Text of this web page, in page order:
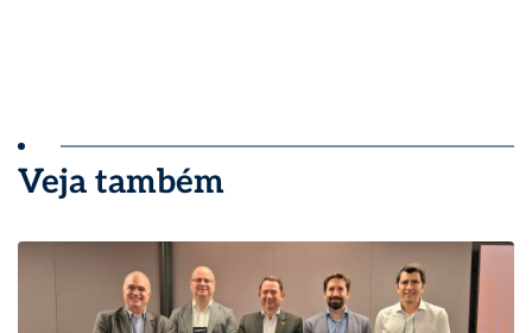
Veja também